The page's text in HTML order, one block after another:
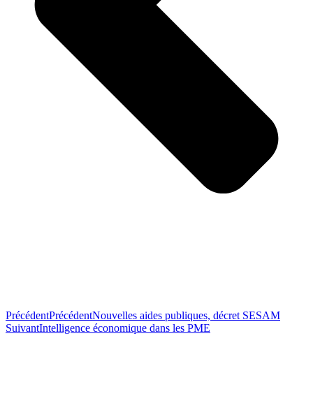
PrécédentPrécédentNouvelles aides publiques, décret SESAM
SuivantIntelligence économique dans les PME